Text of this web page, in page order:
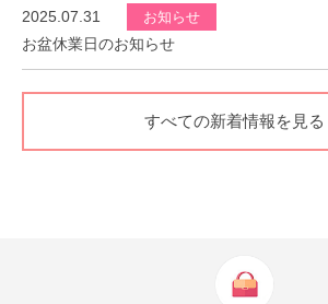
2025.07.31 お知らせ
お盆休業日のお知らせ
すべての新着情報を見る